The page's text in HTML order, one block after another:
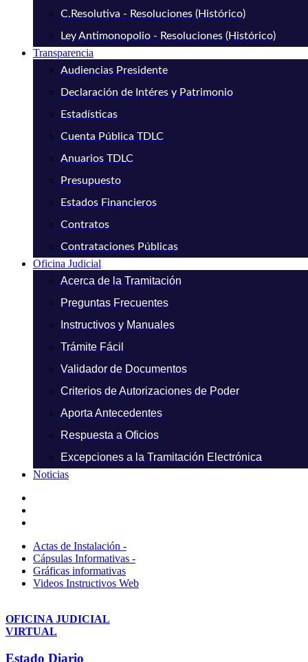
C.Resolutiva - Resoluciones (Histórico)
Ley Antimonopolio - Resoluciones (Histórico)
Transparencia
Audiencias Presidente
Declaración de Intéres y Patrimonio
Estadísticas
Cuenta Pública TDLC
Anuarios TDLC
Presupuesto
Estados Financieros
Contratos
Contrataciones Públicas
Oficina Judicial
Acerca de la Tramitación
Preguntas Frecuentes
Instructivos y Manuales
Trámite Fácil
Validador de Documentos
Criterios de Autorizaciones de Poder
Aporta Antecedentes
Respuesta a Oficios
Excepciones a la Tramitación Electrónica
Noticias
Actas de Instalación -
Cápsulas Informativas -
Gráficas informativas
Videos Instructivos Web
OFICINA JUDICIAL
VIRTUAL
Estado Diario